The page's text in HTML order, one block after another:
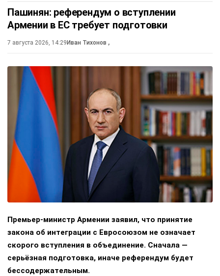
Пашинян: референдум о вступлении
Армении в ЕС требует подготовки
7 августа 2026, 14:29Иван Тихонов ,
Премьер-министр Армении заявил, что принятие
закона об интеграции с Евросоюзом не означает
скорого вступления в объединение. Сначала —
серьёзная подготовка, иначе референдум будет
бессодержательным.